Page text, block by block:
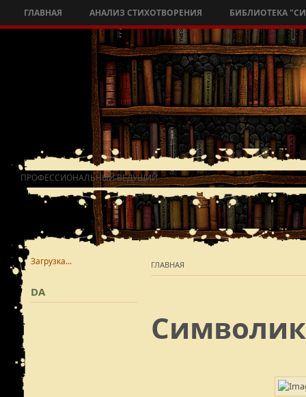
ГЛАВНАЯ АНАЛИЗ СТИХОТВОРЕНИЯ БИБЛИОТЕКА
ПРОФЕССИОНАЛЬНЫЙ ВЕДУЩИЙ
ГЛАВНАЯ
Загрузка...
DA